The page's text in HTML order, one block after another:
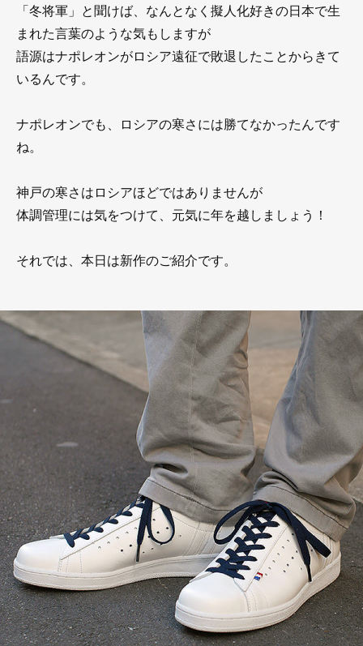
「冬将軍」と聞けば、なんとなく擬人化好きの日本で生
まれた言葉のような気もしますが
語源はナポレオンがロシア遠征で敗退したことからきて
いるんです。
ナポレオンでも、ロシアの寒さには勝てなかったんです
ね。
神戸の寒さはロシアほどではありませんが
体調管理には気をつけて、元気に年を越しましょう！
それでは、本日は新作のご紹介です。